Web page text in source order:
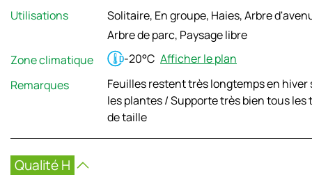
Utilisations
Solitaire, En groupe, Haies, Arbre
Arbre de parc, Paysage libre
Zone climatique
-20°C Afficher le plan
Remarques
Feuilles restent très longtemps en hiver
les plantes / Supporte très bien tous les
de taille
Qualité H